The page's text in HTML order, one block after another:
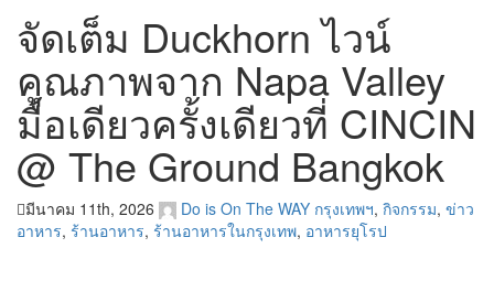
จัดเต็ม Duckhorn ไวน์
คุณภาพจาก Napa Valley
มื้อเดียวครั้งเดียวที่ CINCIN
@ The Ground Bangkok
มีนาคม 11th, 2026 Do is On The WAY กรุงเทพฯ, กิจกรรม, ข่าว
อาหาร, ร้านอาหาร, ร้านอาหารในกรุงเทพ, อาหารยุโรป